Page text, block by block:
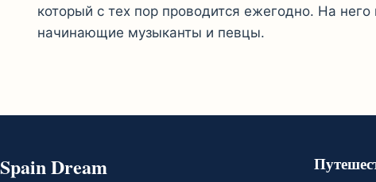
который с тех пор проводится ежегодно. На
начинающие музыканты и певцы.
Spain Dream